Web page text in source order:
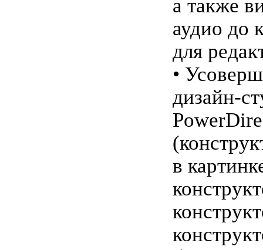
а также
аудио до
для
•
дизайн-
в